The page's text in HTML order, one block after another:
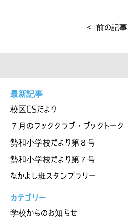
< 前の記事
最新記事
校区CSだより
７月のブッククラブ・ブックトーク
勢和小学校だより第８号
勢和小学校だより第７号
なかよし班スタンプラリー
カテゴリー
学校からのお知らせ